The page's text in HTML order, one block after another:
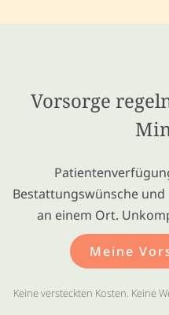
Vorsorge
Bestattungswünsche
an einem Ort.
Meine
Keine versteckten Kosten. Keine